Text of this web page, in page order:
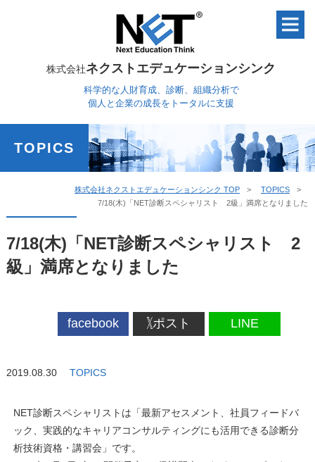
株式会社ネクストエデュケーションシンク
科学的な人財育成、診断、組織分析で
個人と企業の成長をトータルに支援
TOPICS
株式会社ネクストエデュケーションシンク TOP
TOPICS
7/18(木)「NET診断スペシャリスト 2級」満席となりました
7/18(木)「NET診断スペシャリスト 2
級」満席となりました
facebook ポスト LINE
2019.08.30 TOPICS
NET診断スペシャリストは「最新アセスメント、社員フィードバ
ック、実践的なキャリアコンサルティングにも活用できる診断分
析技術資格・講習会」です。